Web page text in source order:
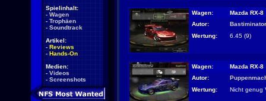
Spielinhalt:
- Wagen
- Trophäen
- Soundtrack
Artikel:
- Reviews
- Hands-On
Medien:
- Videos
- Screenshots
Wagen:
Mazda RX-8
Autor:
Bastiminator
Wertung:
6.45 (9)
Wagen:
Mazda RX-8
Autor:
Wertung:
Nicht genug